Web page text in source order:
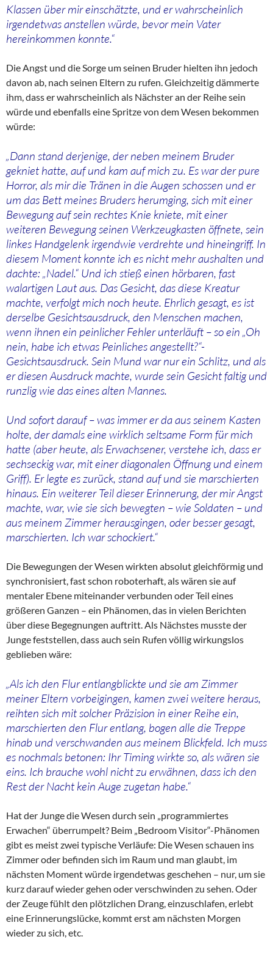
Klassen über mir einschätzte, und er wahrscheinlich
irgendetwas anstellen würde, bevor mein Vater
hereinkommen konnte.“
Die Angst und die Sorge um seinen Bruder hielten ihn jedoch
davon ab, nach seinen Eltern zu rufen. Gleichzeitig dämmerte
ihm, dass er wahrscheinlich als Nächster an der Reihe sein
würde und ebenfalls eine Spritze von dem Wesen bekommen
würde:
„Dann stand derjenige, der neben meinem Bruder
gekniet hatte, auf und kam auf mich zu. Es war der pure
Horror, als mir die Tränen in die Augen schossen und er
um das Bett meines Bruders herumging, sich mit einer
Bewegung auf sein rechtes Knie kniete, mit einer
weiteren Bewegung seinen Werkzeugkasten öffnete, sein
linkes Handgelenk irgendwie verdrehte und hineingriff. In
diesem Moment konnte ich es nicht mehr aushalten und
dachte: „Nadel.“ Und ich stieß einen hörbaren, fast
walartigen Laut aus. Das Gesicht, das diese Kreatur
machte, verfolgt mich noch heute. Ehrlich gesagt, es ist
derselbe Gesichtsausdruck, den Menschen machen,
wenn ihnen ein peinlicher Fehler unterläuft – so ein „Oh
nein, habe ich etwas Peinliches angestellt?“-
Gesichtsausdruck. Sein Mund war nur ein Schlitz, und als
er diesen Ausdruck machte, wurde sein Gesicht faltig und
runzlig wie das eines alten Mannes.
Und sofort darauf – was immer er da aus seinem Kasten
holte, der damals eine wirklich seltsame Form für mich
hatte (aber heute, als Erwachsener, verstehe ich, dass er
sechseckig war, mit einer diagonalen Öffnung und einem
Griff). Er legte es zurück, stand auf und sie marschierten
hinaus. Ein weiterer Teil dieser Erinnerung, der mir Angst
machte, war, wie sie sich bewegten – wie Soldaten – und
aus meinem Zimmer herausgingen, oder besser gesagt,
marschierten. Ich war schockiert.“
Die Bewegungen der Wesen wirkten absolut gleichförmig und
synchronisiert, fast schon roboterhaft, als wären sie auf
mentaler Ebene miteinander verbunden oder Teil eines
größeren Ganzen – ein Phänomen, das in vielen Berichten
über diese Begegnungen auftritt. Als Nächstes musste der
Junge feststellen, dass auch sein Rufen völlig wirkungslos
geblieben wäre:
„Als ich den Flur entlangblickte und sie am Zimmer
meiner Eltern vorbeigingen, kamen zwei weitere heraus,
reihten sich mit solcher Präzision in einer Reihe ein,
marschierten den Flur entlang, bogen alle die Treppe
hinab und verschwanden aus meinem Blickfeld. Ich muss
es nochmals betonen: Ihr Timing wirkte so, als wären sie
eins. Ich brauche wohl nicht zu erwähnen, dass ich den
Rest der Nacht kein Auge zugetan habe.“
Hat der Junge die Wesen durch sein „programmiertes
Erwachen“ überrumpelt? Beim „Bedroom Visitor“-Phänomen
gibt es meist zwei typische Verläufe: Die Wesen schauen ins
Zimmer oder befinden sich im Raum und man glaubt, im
nächsten Moment würde irgendetwas geschehen – nur, um sie
kurz darauf wieder gehen oder verschwinden zu sehen. Oder
der Zeuge fühlt den plötzlichen Drang, einzuschlafen, erlebt
eine Erinnerungslücke, kommt erst am nächsten Morgen
wieder zu sich, etc.